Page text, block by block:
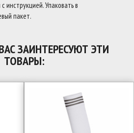
инструкцией. Упаковать в
пакет.
ЗАИНТЕРЕСУЮТ ЭТИ
ТОВАРЫ: